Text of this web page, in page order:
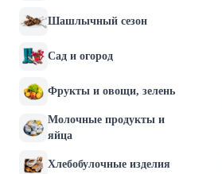
Шашлычный сезон
Сад и огород
Фрукты и овощи, зелень
Молочные продукты и
яйца
Хлебобулочные изделия